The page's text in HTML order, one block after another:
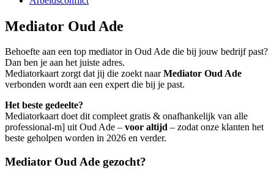
Mediator Oud Ade
Behoefte aan een top mediator in Oud Ade die bij jouw bedrijf past?
Dan ben je aan het juiste adres.
Mediatorkaart zorgt dat jij die zoekt naarMediator Oud Ade
verbonden wordt aan een expert die bij je past.
Het beste gedeelte?
Mediatorkaart doet dit compleet gratis & onafhankelijk van alle
professional-m] uit Oud Ade – voor altijd – zodat onze klanten het
beste geholpen worden in 2026 en verder.
Mediator Oud Ade gezocht?